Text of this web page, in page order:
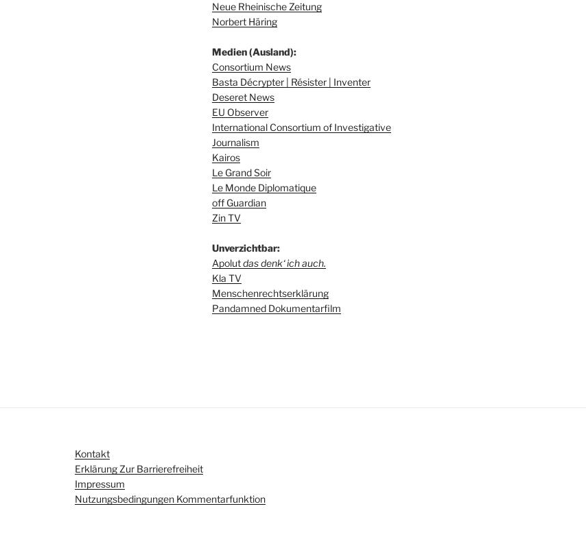
Neue Rheinische Zeitung
Norbert Häring
Medien (Ausland):
Consortium News
Basta Décrypter | Résister | Inventer
Deseret News
EU Observer
International Consortium of Investigative
Journalism
Kairos
Le Grand Soir
Le Monde Diplomatique
off Guardian
Zin TV
Unverzichtbar:
Apolutdas denk‘ ich auch.
Kla TV
Menschenrechtserklärung
Pandamned Dokumentarfilm
Kontakt
Erklärung Zur Barrierefreiheit
Impressum
Nutzungsbedingungen Kommentarfunktion